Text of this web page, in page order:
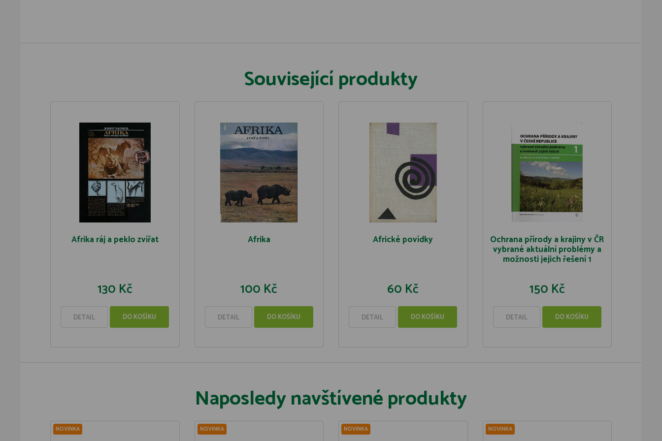
Související produkty
Afrika ráj a peklo zvířat
130 Kč
DETAIL DO KOŠÍKU
Afrika
100 Kč
DETAIL DO KOŠÍKU
Africké povídky
60 Kč
DETAIL DO KOŠÍKU
Ochrana přírody a krajiny v ČR
vybrané aktuální problémy a
možnosti jejich řešení 1
150 Kč
DETAIL DO KOŠÍKU
Naposledy navštívené produkty
NOVINKA NOVINKA NOVINKA NOVINKA